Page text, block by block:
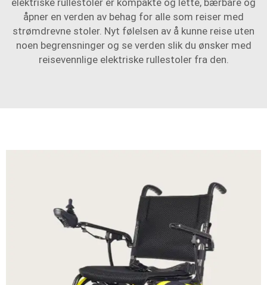
åpner en verden av behag for alle som reiser med
strømdrevne stoler. Nyt følelsen av å kunne reise uten
noen begrensninger og se verden slik du ønsker med
reisevennlige elektriske rullestoler fra den.